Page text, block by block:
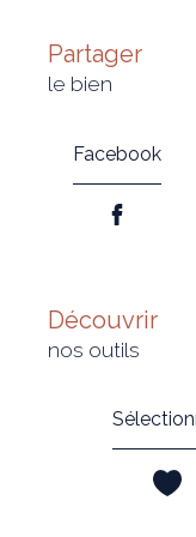
partager
le bien
Facebook
découvrir
nos outils